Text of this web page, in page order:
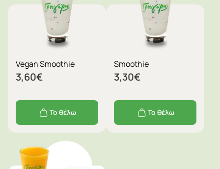
Vegan Smoothie
3,60€
Το θέλω
Smoothie
3,30€
Το θέλω